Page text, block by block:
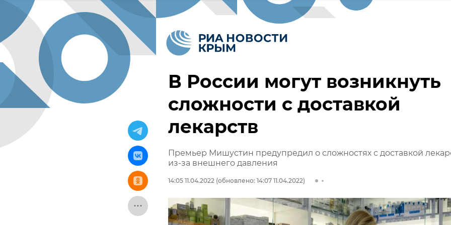
В России могут возникнуть
сложности с доставкой
лекарств
Премьер Мишустин предупредил о сложностях с доставкой
из-за внешнего давления
14:05 11.04.2022 (обновлено: 14:07 11.04.2022)